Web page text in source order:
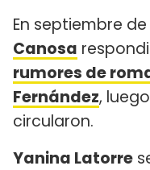
En septiembre de
Canosa
rumores de
Fernández,
circularon.
Yanina Latorre